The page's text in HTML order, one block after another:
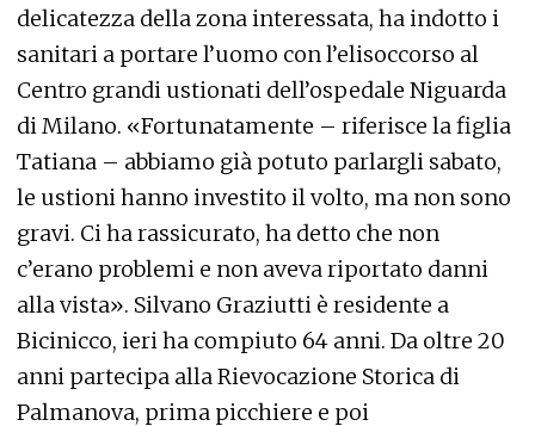
delicatezza della zona interessata, ha indotto i
sanitari a portare l’uomo con l’elisoccorso al
Centro grandi ustionati dell’ospedale Niguarda
di Milano. «Fortunatamente – riferisce la figlia
Tatiana – abbiamo già potuto parlargli sabato,
le ustioni hanno investito il volto, ma non sono
gravi. Ci ha rassicurato, ha detto che non
c’erano problemi e non aveva riportato danni
alla vista». Silvano Graziutti è residente a
Bicinicco, ieri ha compiuto 64 anni. Da oltre 20
anni partecipa alla Rievocazione Storica di
Palmanova, prima picchiere e poi